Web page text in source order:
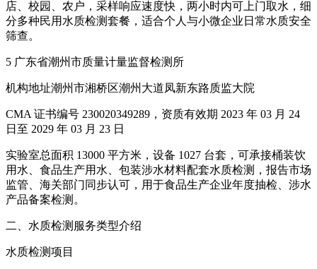
店、校园、农户，采样响应速度快，两小时内可上门取水，细
分多种民用水质检测套餐，适合个人与小微企业日常水质安全
筛查。
5 广东省潮州市质量计量监督检测所
机构地址潮州市湘桥区潮州大道凤新东路质监大院
CMA 证书编号 230020349289，资质有效期 2023 年 03 月 24
日至 2029 年 03 月 23 日
实验室总面积 13000 平方米，设备 1027 台套，可承接桶装饮
用水、食品生产用水、包装涉水材料配套水质检测，报告市场
监管、海关部门同步认可，用于食品生产企业年度抽检、涉水
产品备案检测。
二、水质检测服务类型介绍
水质检测项目